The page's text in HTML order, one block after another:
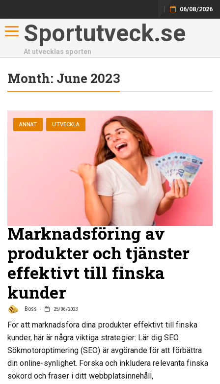
06/08/2026
Toggle navigation
Sportutveck.se
At utvecklas sporten
Month: June 2023
ANNAT UTVECKLA
Marknadsföring av
produkter och tjänster
effektivt till finska
kunder
Boss 25/06/2023
För att marknadsföra dina produkter effektivt till finska
kunder, här är några viktiga strategier: Lär dig SEO
Sökmotoroptimering (SEO) är avgörande för att förbättra
din online-synlighet. Forska och inkludera relevanta finska
sökord och fraser i ditt webbplatsinnehåll,